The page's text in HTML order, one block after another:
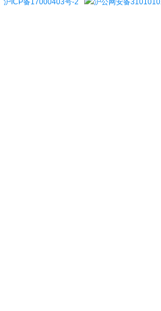
沪ICP备17000403号-2 沪公网安备